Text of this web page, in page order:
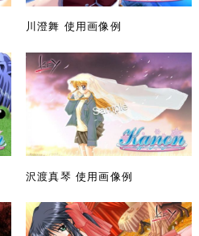
川澄舞 使用画像例
沢渡真琴 使用画像例